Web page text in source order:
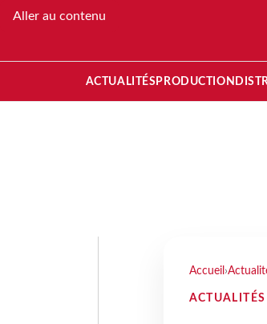
Aller au contenu
ACTUALITÉS PRODUCTION
Accueil ›
ACTUALITÉS